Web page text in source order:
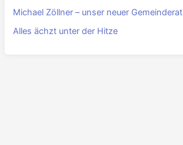
Michael Zöllner – unser neuer Gemeinderat
Alles ächzt unter der Hitze